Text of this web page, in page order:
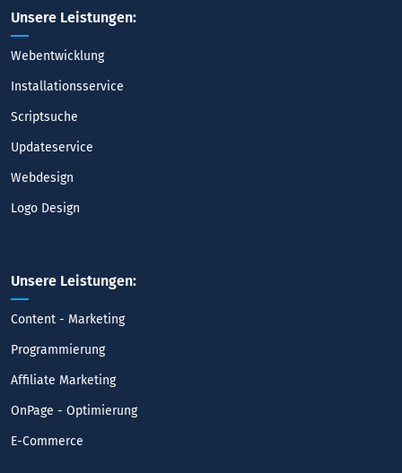
Unsere Leistungen:
Webentwicklung
Installationsservice
Scriptsuche
Updateservice
Webdesign
Logo Design
Unsere Leistungen:
Content - Marketing
Programmierung
Affiliate Marketing
OnPage - Optimierung
E-Commerce